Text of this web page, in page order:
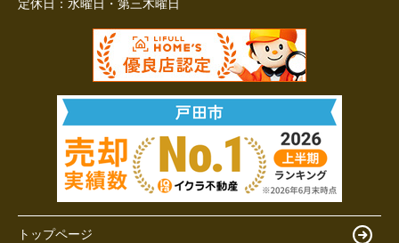
定休日： 水曜日・第三木曜日
トップページ